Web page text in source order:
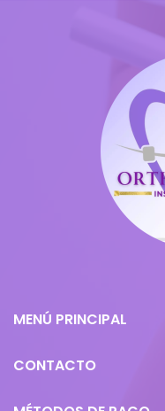
MENÚ PRINCIPAL
CONTACTO